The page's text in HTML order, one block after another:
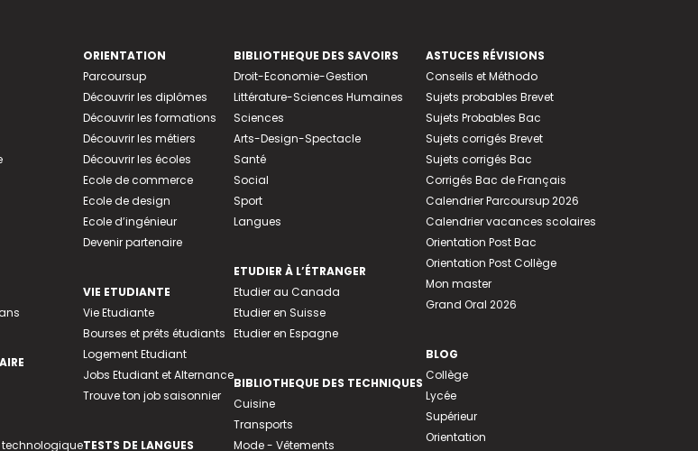
technologique
ORIENTATION
Parcoursup
Découvrir les diplômes
Découvrir les formations
Découvrir les métiers
Découvrir les écoles
Ecole de commerce
Ecole de design
Ecole d’ingénieur
Devenir partenaire
VIE ETUDIANTE
Vie Etudiante
Bourses et prêts étudiants
Logement Etudiant
Jobs Etudiant et Alternance
Trouve ton job saisonnier
TESTS DE LANGUES
BIBLIOTHEQUE DES SAVOIRS
Droit-Economie-Gestion
Littérature-Sciences Humaines
Sciences
Arts-Design-Spectacle
Santé
Social
Sport
Langues
ETUDIER À L’ÉTRANGER
Etudier au Canada
Etudier en Suisse
Etudier en Espagne
BIBLIOTHEQUE DES TECHNIQUES
Cuisine
Transports
Mode - Vêtements
ASTUCES RÉVISIONS
Conseils et Méthodo
Sujets probables Brevet
Sujets Probables Bac
Sujets corrigés Brevet
Sujets corrigés Bac
Corrigés Bac de Français
Calendrier Parcoursup 2026
Calendrier vacances scolaires
Orientation Post Bac
Orientation Post Collège
Mon master
Grand Oral 2026
BLOG
Collège
Lycée
Supérieur
Orientation